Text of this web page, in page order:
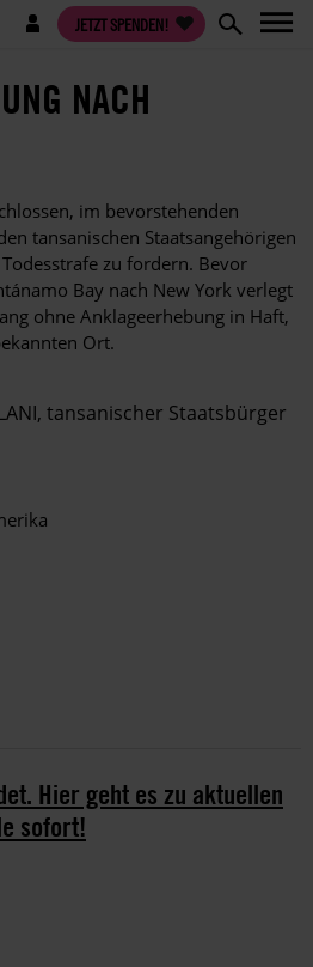
JETZT SPENDEN!
NACH
im bevorstehenden
tansanischen Staatsangehörigen
zu fordern. Bevor
Bay nach New York verlegt
ohne Anklageerhebung in Haft,
Ort.
tansanischer Staatsbürger
Hier geht es zu aktuellen
sofort!